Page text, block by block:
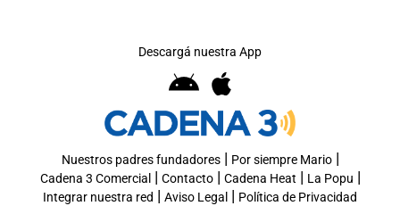
Descargá nuestra App
Nuestros padres fundadores| Por siempre Mario|
Cadena 3 Comercial | Contacto| Cadena Heat | La Popu |
Integrar nuestra red | Aviso Legal | Política de Privacidad